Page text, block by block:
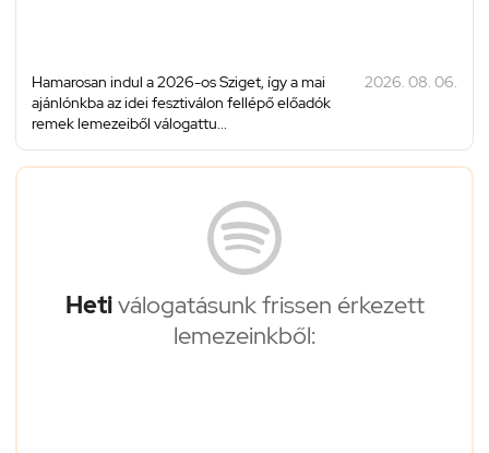
Hamarosan indul a 2026-os Sziget, így a mai
ajánlónkba az idei fesztiválon fellépő előadók
remek lemezeiből válogattu...
2026. 08. 06.
Hetiválogatásunk frissen érkezett
lemezeinkből: